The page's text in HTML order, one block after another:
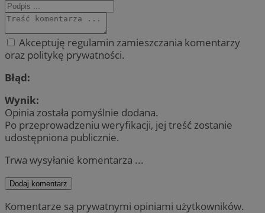
Akceptuję regulamin zamieszczania komentarzy
oraz politykę prywatności.
Błąd:
Wynik:
Opinia została pomyślnie dodana.
Po przeprowadzeniu weryfikacji, jej treść zostanie
udostępniona publicznie.
Trwa wysyłanie komentarza ...
Dodaj komentarz
Komentarze są prywatnymi opiniami użytkowników.